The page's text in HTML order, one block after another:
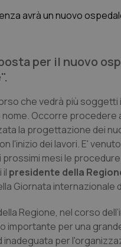
per il nuovo
che vedrà più
Occorre procedere
la progettazione dei
l'inizio dei lavori. E'
prossimi mesi le
il presidente della
Giornata internazionale
Regione, nel corso
importante per una
per